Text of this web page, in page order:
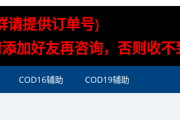
请提供订单号)
加好友再咨询，否则收不
COD16辅助 COD19辅助